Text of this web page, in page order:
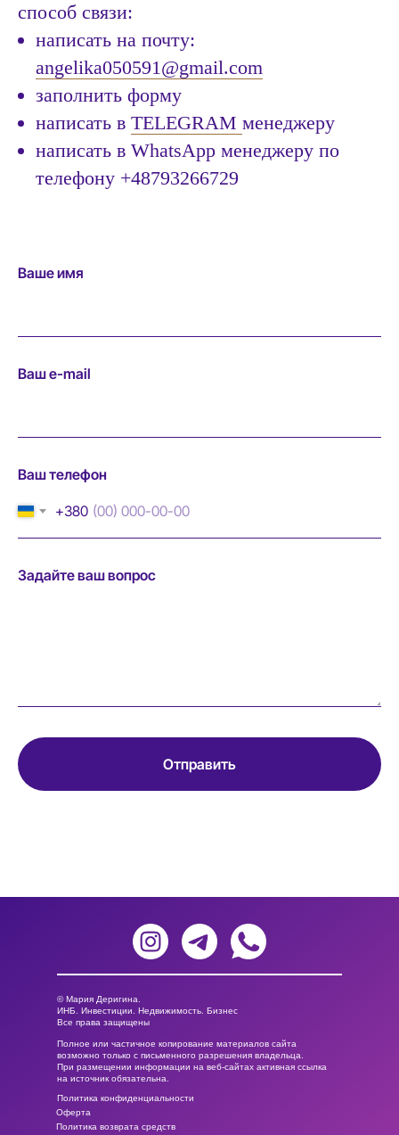
способ связи:
написать на почту:
angelika050591@gmail.com
заполнить форму
написать в TELEGRAM менеджеру
написать в WhatsApp менеджеру по
телефону +48793266729
Ваше имя
Ваш e-mail
Ваш телефон
+380
Задайте ваш вопрос
Отправить
© Мария Деригина.
ИНБ. Инвестиции. Недвижимость. Бизнес
Все права защищены
Полное или частичное копирование материалов сайта
возможно только с письменного разрешения владельца.
При размещении информации на веб-сайтах активная ссылка
на источник обязательна.
Политика конфиденциальности
Политика возврата средств
Оферта